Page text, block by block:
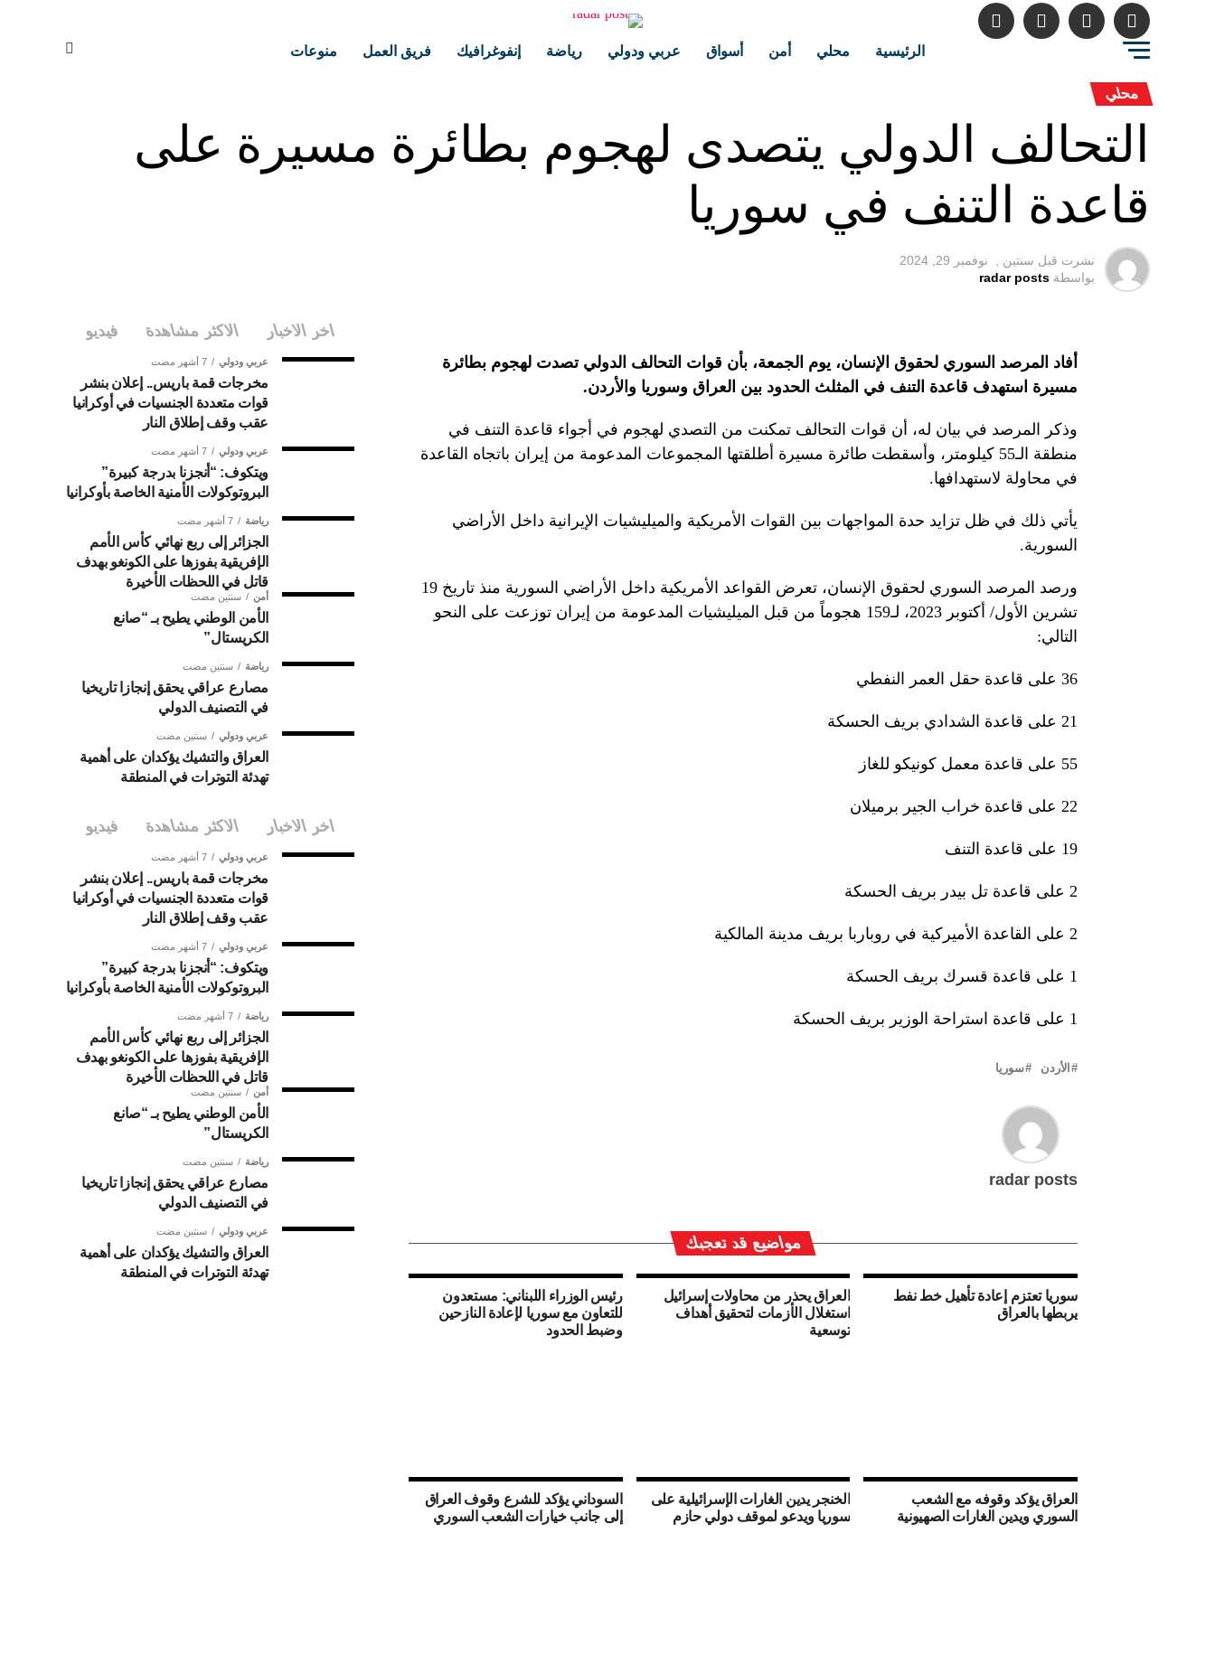
الرئيسية محلي أمن أسواق عربي ودولي رياضة إنفوغرافيك فريق العمل منوعات
محلي
التحالف الدولي يتصدى لهجوم بطائرة مسيرة على
قاعدة التنف في سوريا
نشرت قبل سنتين ,
نوفمبر 29, 2024
بواسطة radar posts
أفاد المرصد السوري لحقوق الإنسان، يوم الجمعة، بأن قوات التحالف الدولي تصدت لهجوم بطائرة
مسيرة استهدف قاعدة التنف في المثلث الحدود بين العراق وسوريا والأردن.
وذكر المرصد في بيان له، أن قوات التحالف تمكنت من التصدي لهجوم في أجواء قاعدة التنف في
منطقة الـ55 كيلومتر، وأسقطت طائرة مسيرة أطلقتها المجموعات المدعومة من إيران باتجاه القاعدة
في محاولة لاستهدافها.
يأتي ذلك في ظل تزايد حدة المواجهات بين القوات الأمريكية والميليشيات الإيرانية داخل الأراضي
السورية.
ورصد المرصد السوري لحقوق الإنسان، تعرض القواعد الأمريكية داخل الأراضي السورية منذ تاريخ 19
تشرين الأول/ أكتوبر 2023، لـ159 هجوماً من قبل الميليشيات المدعومة من إيران توزعت على النحو
التالي:
36 على قاعدة حقل العمر النفطي
21 على قاعدة الشدادي بريف الحسكة
55 على قاعدة معمل كونيكو للغاز
22 على قاعدة خراب الجير برميلان
19 على قاعدة التنف
2 على قاعدة تل بيدر بريف الحسكة
2 على القاعدة الأميركية في روباربا بريف مدينة المالكية
1 على قاعدة قسرك بريف الحسكة
1 على قاعدة استراحة الوزير بريف الحسكة
الأردن سوريا
radar posts
مواضيع قد تعجبك
سوريا تعتزم إعادة تأهيل خط نفط
يربطها بالعراق
العراق يحذر من محاولات إسرائيل
استغلال الأزمات لتحقيق أهداف
توسعية
رئيس الوزراء اللبناني: مستعدون
للتعاون مع سوريا لإعادة النازحين
وضبط الحدود
العراق يؤكد وقوفه مع الشعب
السوري ويدين الغارات الصهيونية
الخنجر يدين الغارات الإسرائيلية على
سوريا ويدعو لموقف دولي حازم
السوداني يؤكد للشرع وقوف العراق
إلى جانب خيارات الشعب السوري
اخر الاخبار الاكثر مشاهدة فيديو
عربي ودولي 7 أشهر مضت
مخرجات قمة باريس.. إعلان بنشر
قوات متعددة الجنسيات في أوكرانيا
عقب وقف إطلاق النار
عربي ودولي 7 أشهر مضت
ويتكوف: “أنجزنا بدرجة كبيرة”
البروتوكولات الأمنية الخاصة بأوكرانيا
رياضة 7 أشهر مضت
الجزائر إلى ربع نهائي كأس الأمم
الإفريقية بفوزها على الكونغو بهدف
قاتل في اللحظات الأخيرة
أمن سنتين مضت
الأمن الوطني يطيح بـ “صانع
الكريستال”
رياضة سنتين مضت
مصارع عراقي يحقق إنجازا تاريخيا
في التصنيف الدولي
عربي ودولي سنتين مضت
العراق والتشيك يؤكدان على أهمية
تهدئة التوترات في المنطقة
اخر الاخبار الاكثر مشاهدة فيديو
عربي ودولي 7 أشهر مضت
مخرجات قمة باريس.. إعلان بنشر
قوات متعددة الجنسيات في أوكرانيا
عقب وقف إطلاق النار
عربي ودولي 7 أشهر مضت
ويتكوف: “أنجزنا بدرجة كبيرة”
البروتوكولات الأمنية الخاصة بأوكرانيا
رياضة 7 أشهر مضت
الجزائر إلى ربع نهائي كأس الأمم
الإفريقية بفوزها على الكونغو بهدف
قاتل في اللحظات الأخيرة
أمن سنتين مضت
الأمن الوطني يطيح بـ “صانع
الكريستال”
رياضة سنتين مضت
مصارع عراقي يحقق إنجازا تاريخيا
في التصنيف الدولي
عربي ودولي سنتين مضت
العراق والتشيك يؤكدان على أهمية
تهدئة التوترات في المنطقة